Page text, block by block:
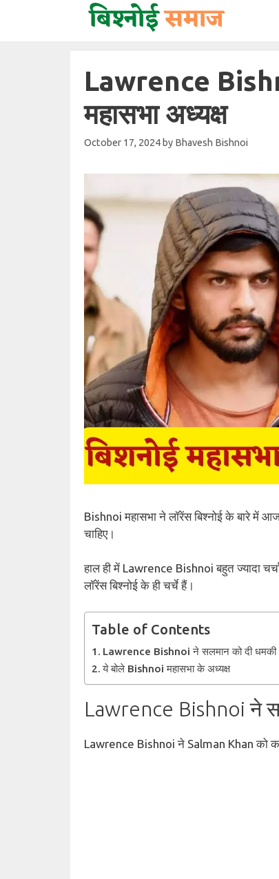
Lawrence
महासभा अध्यक्ष
October 17, 2024 by Bhavesh Bishnoi
Bishnoi महासभा ने लॉरेंस बिश्नोई के बारे में
चाहिए।
हाल ही में Lawrence Bishnoi बहुत ज्यादा
लॉरेंस बिश्नोई के ही चर्चे हैं।
Table of Contents
Lawrence Bishnoi ने सलमान को दी धमकी
ये बोले Bishnoi महासभा के अध्यक्ष
Lawrence Bishnoi ने
Lawrence Bishnoi ने Salman Khan को